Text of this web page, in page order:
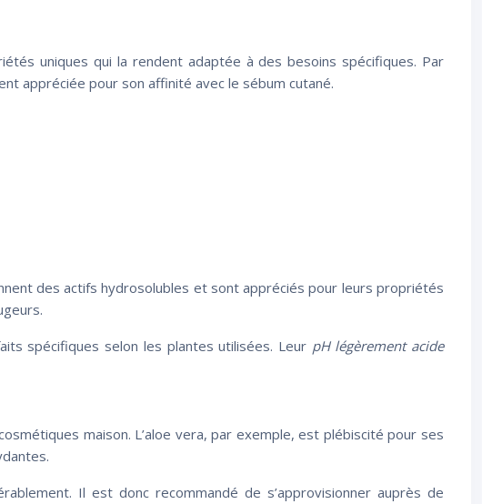
uniques qui la rendent adaptée à des besoins spécifiques. Par
appréciée pour son affinité avec le sébum cutané.
des actifs hydrosolubles et sont appréciés pour leurs propriétés
spécifiques selon les plantes utilisées. Leur pH légèrement acide
maison. L’aloe vera, par exemple, est plébiscité pour ses
Il est donc recommandé de s’approvisionner auprès de